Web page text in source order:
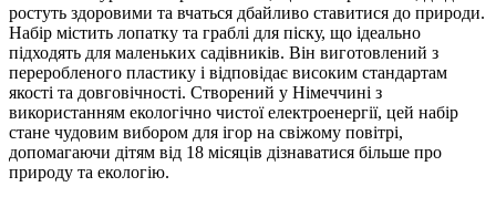
ростуть здоровими та вчаться дбайливо ставитися до природи.
Набір містить лопатку та граблі для піску, що ідеально
підходять для маленьких садівників. Він виготовлений з
переробленого пластику і відповідає високим стандартам
якості та довговічності. Створений у Німеччині з
використанням екологічно чистої електроенергії, цей набір
стане чудовим вибором для ігор на свіжому повітрі,
допомагаючи дітям від 18 місяців дізнаватися більше про
природу та екологію.